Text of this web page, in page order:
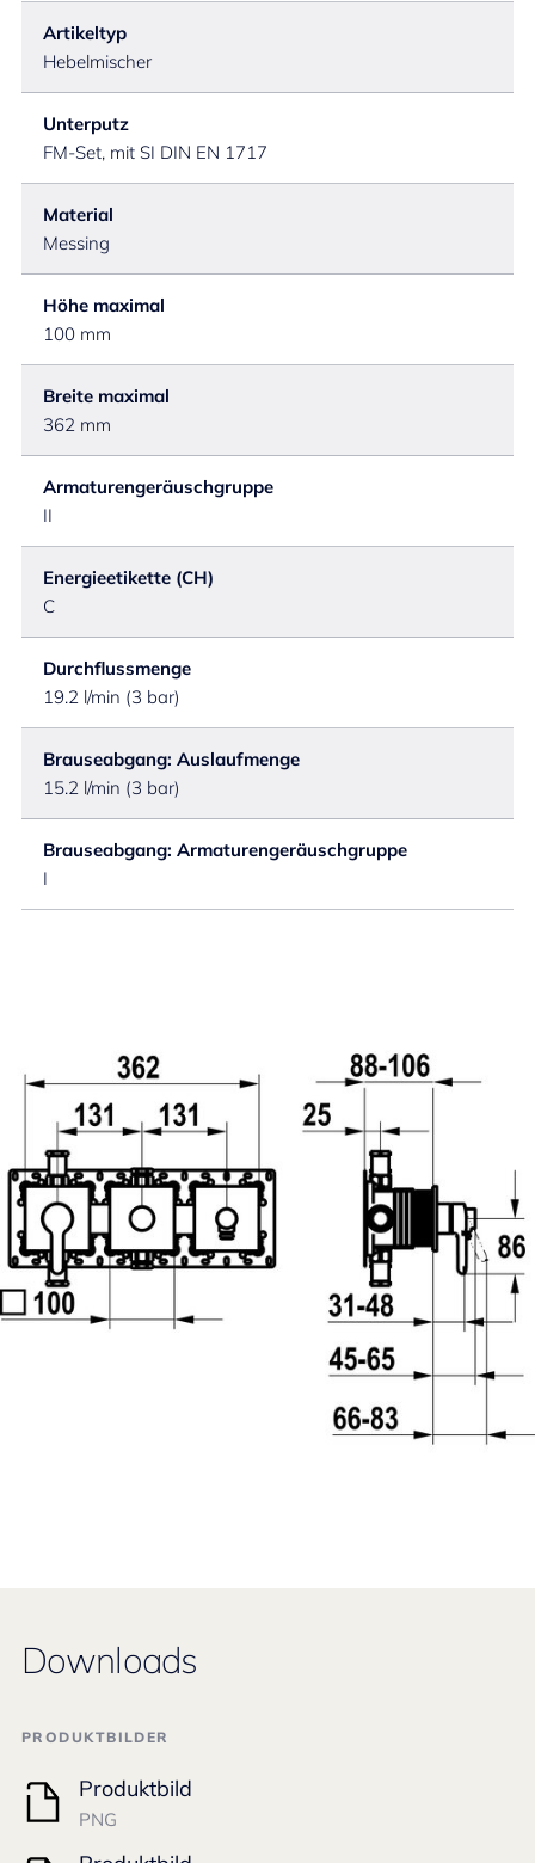
Artikeltyp
Hebelmischer
Unterputz
FM-Set, mit SI DIN EN 1717
Material
Messing
Höhe maximal
100 mm
Breite maximal
362 mm
Armaturengeräuschgruppe
II
Energieetikette (CH)
C
Durchflussmenge
19.2 l/min (3 bar)
Brauseabgang: Auslaufmenge
15.2 l/min (3 bar)
Brauseabgang: Armaturengeräuschgruppe
I
Downloads
PRODUKTBILDER
Produktbild
PNG